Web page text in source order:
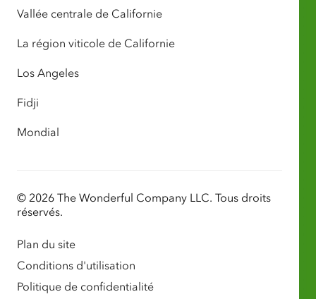
Vallée centrale de Californie
La région viticole de Californie
Los Angeles
Fidji
Mondial
© 2026 The Wonderful Company LLC. Tous droits
réservés.
Plan du site
Conditions d'utilisation
Politique de confidentialité